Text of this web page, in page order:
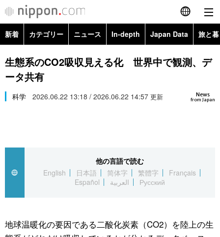
English
简体字
Русский
カテゴリー
経済・ビジネス
国際
文化
トップ
アーカイブ
In-depth
Japan Data
動画/Live
新着 カテゴリー ニュース In-depth Japan Data 旅と
政治・外交
経済・ビジネス
スポーツ・東京2020
Topics
生態系のCO2吸収見える化 世界中で観測、デ
ータ共有
News
from Japan
科学 2026.06.22 13:18 / 2026.06.22 14:57 更新
他の言語で読む
English
日本語 简体字 繁體字
Français
Español
العربية Русский
地球温暖化の要因である二酸化炭素（CO2）を陸上の生